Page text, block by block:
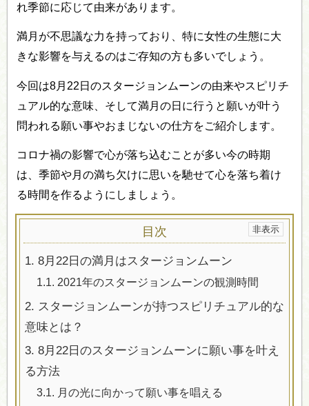
れ季節に応じて由来があります。
満月が不思議な力を持っており、特に女性の生態に大
きな影響を与えるのはご存知の方も多いでしょう。
今回は8月22日のスタージョンムーンの由来やスピリチ
ュアル的な意味、そして満月の日に行うと願いが叶う
問われる願い事やおまじないの仕方をご紹介します。
コロナ禍の影響で心が落ち込むことが多い今の時期
は、季節や月の満ち欠けに思いを馳せて心を落ち着け
る時間を作るようにしましょう。
目次
1. 8月22日の満月はスタージョンムーン
1.1. 2021年のスタージョンムーンの観測時間
2. スタージョンムーンが持つスピリチュアル的な
意味とは？
3. 8月22日のスタージョンムーンに願い事を叶え
る方法
3.1. 月の光に向かって願い事を唱える